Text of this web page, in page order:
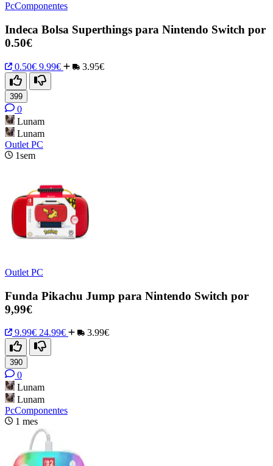
PcComponentes
Indeca Bolsa Superthings para Nintendo Switch por
0.50€
0.50€ 9.99€ 3.95€
399
0
Lunam
Lunam
Outlet PC
1sem
Outlet PC
Funda Pikachu Jump para Nintendo Switch por
9,99€
9.99€ 24.99€ 3.99€
390
0
Lunam
Lunam
PcComponentes
1 mes